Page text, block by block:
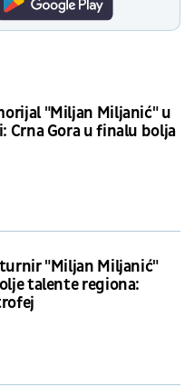
"Miljan Miljanić" u
Crna Gora u finalu bolja
"Miljan Miljanić"
talente regiona: